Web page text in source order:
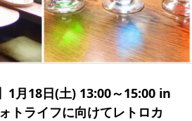
1月18日(土) 13:00～15:00 in
トライフに向けてレトロカ